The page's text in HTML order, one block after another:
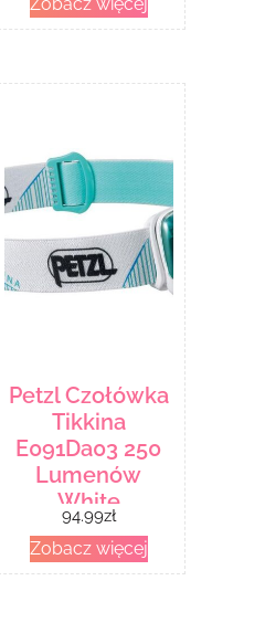
Petzl Czołówka
Tikkina
E091Da03 250
Lumenów
White
94.99zł
Zobacz więcej